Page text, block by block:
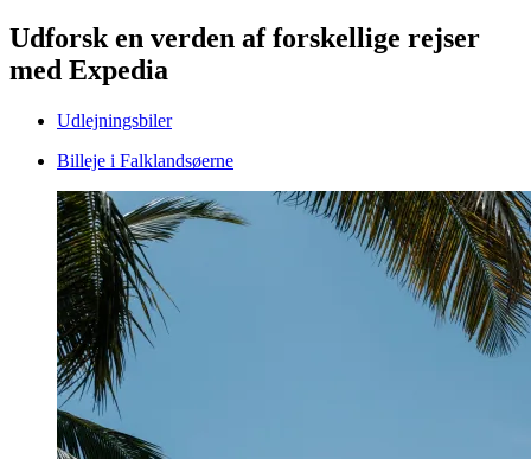
Udforsk en verden af forskellige rejser
med Expedia
Udlejningsbiler
Billeje i Falklandsøerne